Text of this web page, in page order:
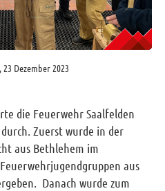
23 Dezember 2023
die Feuerwehr Saalfelden
Zuerst wurde in der
aus Bethlehem im
aus
Danach wurde zum